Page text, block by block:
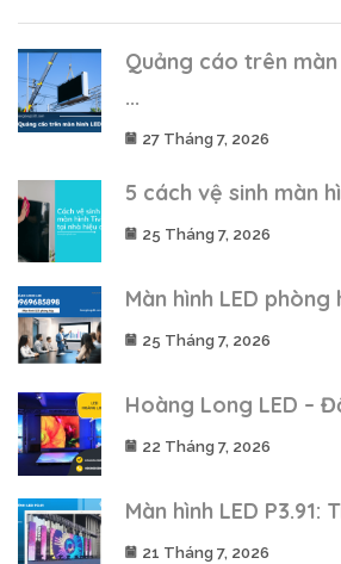
Quảng cáo trên màn
...
27 Tháng 7, 2026
5 cách vệ sinh màn
25 Tháng 7, 2026
Màn hình LED phòng
25 Tháng 7, 2026
Hoàng Long LED –
22 Tháng 7, 2026
Màn hình LED P3.91:
21 Tháng 7, 2026